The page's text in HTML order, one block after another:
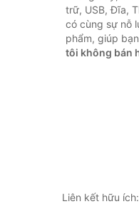
trữ, USB, Đĩa,
có cùng sự nỗ
phẩm, giúp
tôi không bán
Liên kết hữu ích: